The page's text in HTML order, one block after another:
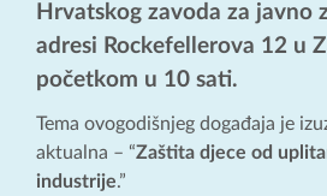
Hrvatskog zavoda za javno
adresi Rockefellerova 12 u
početkom u 10 sati.
Tema ovogodišnjeg događaja je
aktualna – “Zaštita djece od
industrije.”